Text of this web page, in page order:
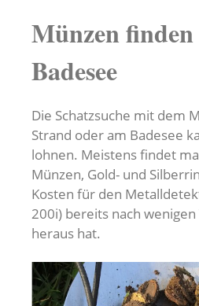
Münzen
Badesee
Die Schatzsuche mit dem
Strand oder am Badesee
lohnen. Meistens findet
Münzen, Gold- und
Kosten für den
200i) bereits nach
heraus hat.